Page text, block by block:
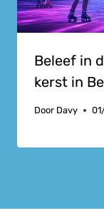
Beleef in
kerst in
Door Davy